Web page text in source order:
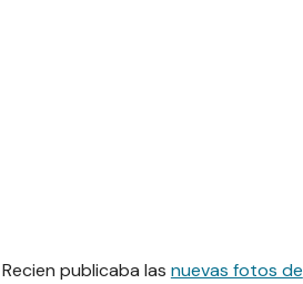
Recien publicaba las nuevas fotos de